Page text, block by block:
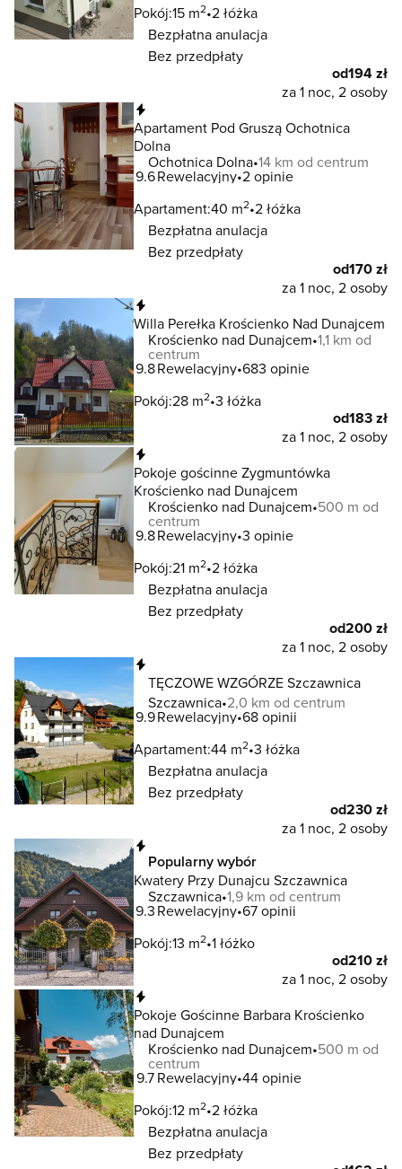
Pokój:15 m2 2 łóżka
Bezpłatna anulacja
Bez przedpłaty
od194 zł
za 1 noc, 2 osoby
Apartament Pod Gruszą Ochotnica
Dolna
Ochotnica Dolna 14 km od centrum
9.6Rewelacyjny 2 opinie
Apartament:40 m2 2 łóżka
Bezpłatna anulacja
Bez przedpłaty
od170 zł
za 1 noc, 2 osoby
Willa Perełka Krościenko Nad Dunajcem
Krościenko nad Dunajcem 1,1 km od
centrum
9.8Rewelacyjny 683 opinie
Pokój:28 m2 3 łóżka
od183 zł
za 1 noc, 2 osoby
Pokoje gościnne Zygmuntówka
Krościenko nad Dunajcem
Krościenko nad Dunajcem 500 m od
centrum
9.8Rewelacyjny 3 opinie
Pokój:21 m2 2 łóżka
Bezpłatna anulacja
Bez przedpłaty
od200 zł
za 1 noc, 2 osoby
TĘCZOWE WZGÓRZE Szczawnica
Szczawnica 2,0 km od centrum
9.9Rewelacyjny 68 opinii
Apartament:44 m2 3 łóżka
Bezpłatna anulacja
Bez przedpłaty
od230 zł
za 1 noc, 2 osoby
Popularny wybór
Kwatery Przy Dunajcu Szczawnica
Szczawnica 1,9 km od centrum
9.3Rewelacyjny 67 opinii
Pokój:13 m2 1 łóżko
od210 zł
za 1 noc, 2 osoby
Pokoje Gościnne Barbara Krościenko
nad Dunajcem
Krościenko nad Dunajcem 500 m od
centrum
9.7Rewelacyjny 44 opinie
Pokój:12 m2 2 łóżka
Bezpłatna anulacja
Bez przedpłaty